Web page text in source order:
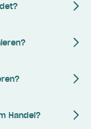
Handel?